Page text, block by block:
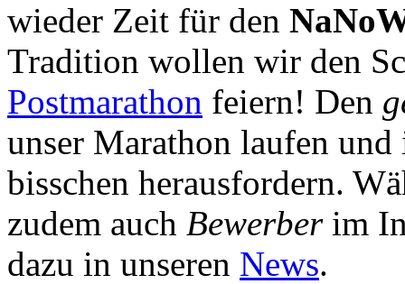
wieder Zeit für den
Tradition wollen wir den
Postmarathon feiern! Den
unser Marathon laufen
bisschen herausfordern.
zudem auch Bewerberim
dazu in unseren News.